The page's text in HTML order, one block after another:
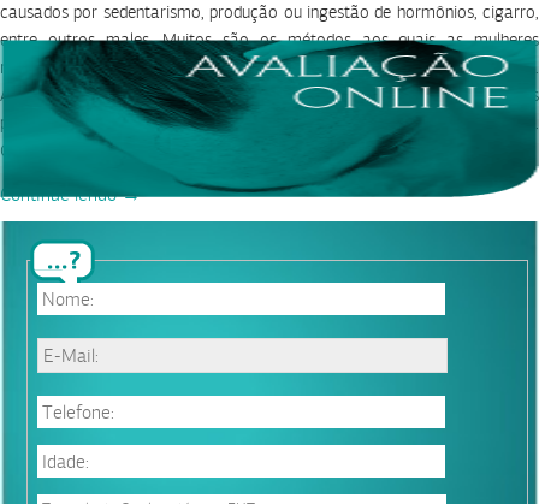
causados por sedentarismo, produção ou ingestão de hormônios, cigarro,
entre outros males. Muitos são os métodos aos quais as mulheres
recorrem para corrigir a chamada ‘casca de laranja’ formada na pele.
Abaixo, entenda melhor os hábitos que dão origem a celulite e saiba quais
procedimentos podem ser adotados para tratar os furinhos.
Ocasionadores da celulite A […]
Continue lendo →
« Anterior